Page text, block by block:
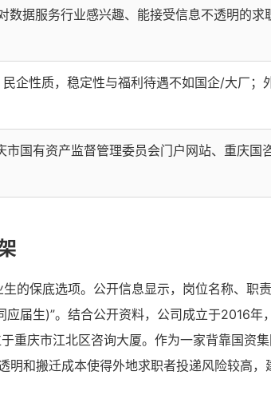
据服务行业感兴趣、能接受信息不透明的求
企性质，稳定性与福利待遇不如国企/大厂；
国有资产监督管理委员会门户网站、重庆国
的保底选项。公开信息显示，岗位名称、职
届生)”。结合公开资料，公司成立于2016年
重庆市江北区咨询大厦。作为一家背靠国资
明和搬迁成本使得外地求职者投递风险较高，